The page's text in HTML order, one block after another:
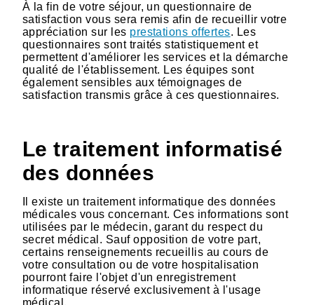
À la fin de votre séjour, un questionnaire de
satisfaction vous sera remis afin de recueillir votre
appréciation sur les prestations offertes. Les
questionnaires sont traités statistiquement et
permettent d'améliorer les services et la démarche
qualité de l'établissement. Les équipes sont
également sensibles aux témoignages de
satisfaction transmis grâce à ces questionnaires.
Le traitement informatisé
des données
Il existe un traitement informatique des données
médicales vous concernant. Ces informations sont
utilisées par le médecin, garant du respect du
secret médical. Sauf opposition de votre part,
certains renseignements recueillis au cours de
votre consultation ou de votre hospitalisation
pourront faire l'objet d'un enregistrement
informatique réservé exclusivement à l'usage